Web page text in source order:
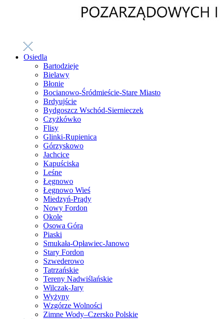
Osiedla
Bartodzieje
Bielawy
Błonie
Bocianowo-Śródmieście-Stare Miasto
Brdyujście
Bydgoszcz Wschód-Siernieczek
Czyżkówko
Flisy
Glinki-Rupienica
Górzyskowo
Jachcice
Kapuściska
Leśne
Łęgnowo
Łęgnowo Wieś
Miedzyń-Prądy
Nowy Fordon
Okole
Osowa Góra
Piaski
Smukała-Opławiec-Janowo
Stary Fordon
Szwederowo
Tatrzańskie
Tereny Nadwiślańskie
Wilczak-Jary
Wyżyny
Wzgórze Wolności
Zimne Wody–Czersko Polskie